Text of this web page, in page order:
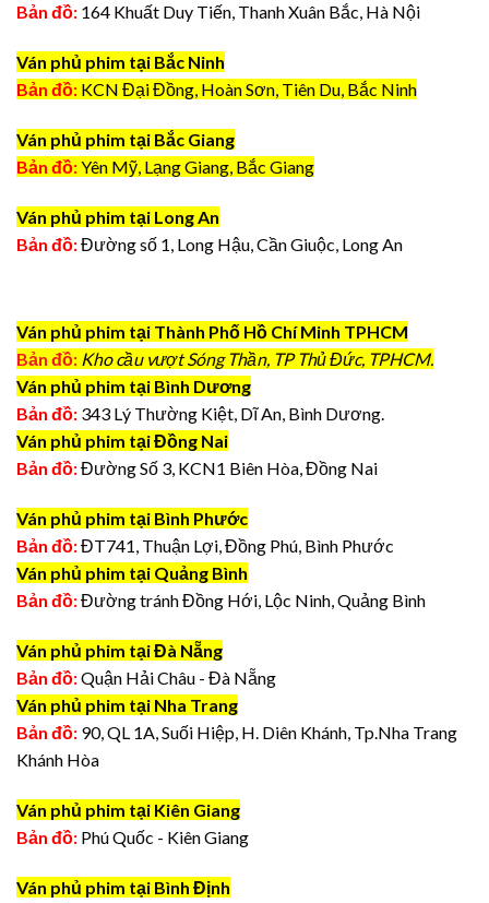
Bản đồ: 164 Khuất Duy Tiến, Thanh Xuân Bắc, Hà Nội
Ván phủ phim tại Bắc Ninh
Bản đồ: KCN Đại Đồng, Hoàn Sơn, Tiên Du, Bắc Ninh
Ván phủ phim tại Bắc Giang
Bản đồ:Yên Mỹ, Lạng Giang, Bắc Giang
Ván phủ phim tại Long An
Bản đồ:Đường số 1, Long Hậu, Cần Giuộc, Long An
Ván phủ phim tại Thành Phố Hồ Chí Minh TPHCM
Bản đồ: Kho cầu vượt Sóng Thần, TP Thủ Đức, TPHCM.
Ván phủ phim tại Bình Dương
Bản đồ: 343 Lý Thường Kiệt, Dĩ An, Bình Dương.
Ván phủ phim tại Đồng Nai
Bản đồ:Đường Số 3, KCN1 Biên Hòa, Đồng Nai
Ván phủ phim tại Bình Phước
Bản đồ:ĐT741, Thuận Lợi, Đồng Phú, Bình Phước
Ván phủ phim tại Quảng Bình
Bản đồ:Đường tránh Đồng Hới, Lộc Ninh, Quảng Bình
Ván phủ phim tại Đà Nẵng
Bản đồ:Quận Hải Châu - Đà Nẵng
Ván phủ phim tại Nha Trang
Bản đồ: 90, QL 1A, Suối Hiệp, H. Diên Khánh, Tp.Nha Trang
Khánh Hòa
Ván phủ phim tại Kiên Giang
Bản đồ: Phú Quốc - Kiên Giang
Ván phủ phim tại Bình Định